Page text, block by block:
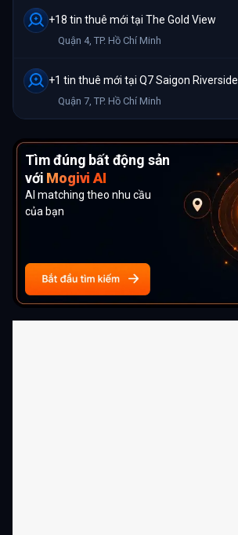
+18 tin thuê mới tại The Gold View
Quận 4, TP. Hồ Chí Minh
+1 tin thuê mới tại Q7 Saigon Riverside
Quận 7 TP. Hồ Chí Minh
Tìm đúng bất động sản
với Mogivi AI
AI matching theo nhu cầu
của bạn